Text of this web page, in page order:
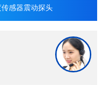
感器震动探头